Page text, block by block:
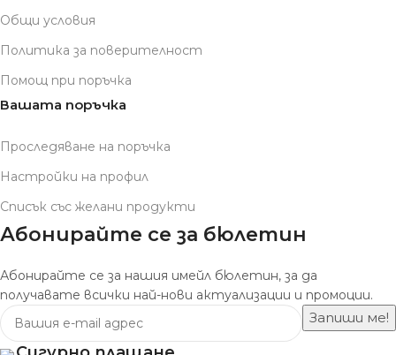
Общи условия
Политика за поверителност
Помощ при поръчка
Вашата поръчка
Проследяване на поръчка
Настройки на профил
Списък със желани продукти
Абонирайте се за бюлетин
Абонирайте се за нашия имейл бюлетин, за да
получавате всички най-нови актуализации и промоции.